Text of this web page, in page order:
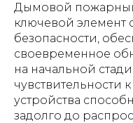
Дымовой
ключевой
безопасности,
своевременное
на начальной
чувствительности
устройства
задолго до